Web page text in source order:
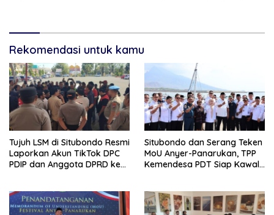
Rekomendasi untuk kamu
Tujuh LSM di Situbondo Resmi
Laporkan Akun TikTok DPC
PDIP dan Anggota DPRD ke
Situbondo dan Serang Teken
MoU Anyer-Panarukan, TPP
Kemendesa PDT Siap Kawal